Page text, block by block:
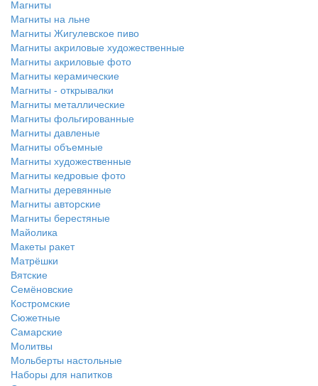
Магниты
Магниты на льне
Магниты Жигулевское пиво
Магниты акриловые художественные
Магниты акриловые фото
Магниты керамические
Магниты - открывалки
Магниты металлические
Магниты фольгированные
Магниты давленые
Магниты объемные
Магниты художественные
Магниты кедровые фото
Магниты деревянные
Магниты авторские
Магниты берестяные
Майолика
Макеты ракет
Матрёшки
Вятские
Семёновские
Костромские
Сюжетные
Самарские
Молитвы
Мольберты настольные
Наборы для напитков